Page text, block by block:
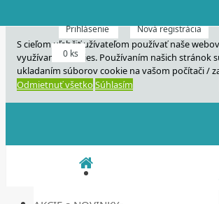
S cieľom uľahčiť užívateľom používať naše
využívame cookies. Používaním našich stránok
ukladaním súborov cookie na vašom počítači /
Odmietnuť všetko Súhlasím
Prihlásenie Nová registrácia
0 ks